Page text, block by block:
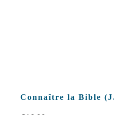
Connaître la Bible